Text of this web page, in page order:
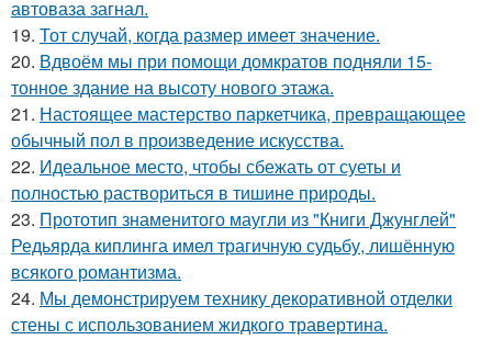
автоваза загнал.
19. Тот случай, когда размер имеет значение.
20. Вдвоём мы при помощи домкратов подняли 15-
тонное здание на высоту нового этажа.
21. Настоящее мастерство паркетчика, превращающее
обычный пол в произведение искусства.
22. Идеальное место, чтобы сбежать от суеты и
полностью раствориться в тишине природы.
23. Прототип знаменитого маугли из "Книги Джунглей"
Редьярда киплинга имел трагичную судьбу, лишённую
всякого романтизма.
24. Мы демонстрируем технику декоративной отделки
стены с использованием жидкого травертина.